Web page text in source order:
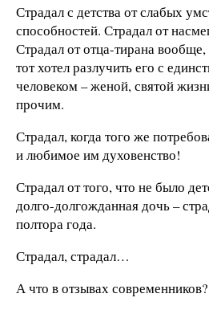
Страдал с детства от слабых
способностей. Страдал от
Страдал от отца-тирана вообще,
тот хотел разлучить его с
человеком – женой, святой
прочим.
Страдал, когда того же
и любимое им духовенство!
Страдал от того, что не было
долго-долгожданная дочь –
полтора года.
Страдал, страдал…
А что в отзывах современников?